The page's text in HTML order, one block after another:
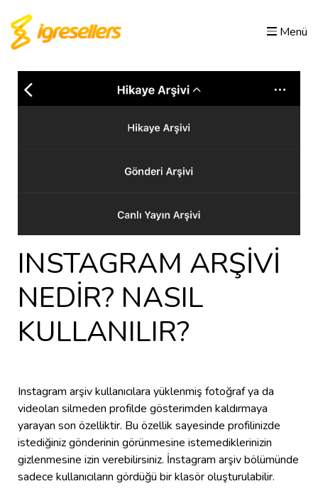
Menü
INSTAGRAM ARŞİVİ
NEDİR? NASIL
KULLANILIR?
Instagram arşiv kullanıcılara yüklenmiş fotoğraf ya da
videoları silmeden profilde gösterimden kaldırmaya
yarayan son özelliktir. Bu özellik sayesinde profilinizde
istediğiniz gönderinin görünmesine istemediklerinizin
gizlenmesine izin verebilirsiniz. İnstagram arşiv bölümünde
sadece kullanıcıların gördüğü bir klasör oluşturulabilir.